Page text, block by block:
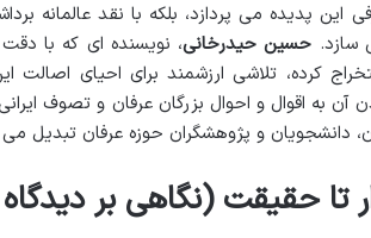
این پدیده می پردازد، بلکه با نقد عالمانه
سازد. حسین حیدرخانی، نویسنده ای که با
کرده، تلاشی ارزشمند برای احیای اصالت
به اقوال و احوال بزرگان عرفان و تصوف
دانشجویان و پژوهشگران حوزه عرفان تبدیل
تا حقیقت (نگاهی بر